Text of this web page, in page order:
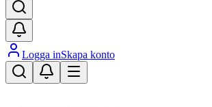
Logga inSkapa konto